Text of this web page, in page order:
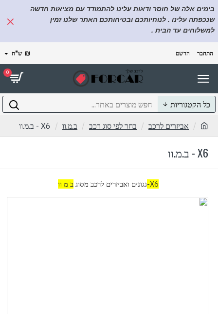
בימים אלה של חוסר ודאות עלינו להתמודד עם מציאות חדשה
שנכפתה עלינו . לנוחיותכם ובטיחותכם האתר שלנו זמין
למשלוחים עד הבית .
התחבר הרשם ₪ ש"ח
0
כל הקטגוריות
אביזרים לרכב בחר לפי סוג רכב ב.מ.וו X6 - ב.מ.וו
X6 - ב.מ.וו
X6- גגונים ואביזרים לרכב מסוגב מ וו